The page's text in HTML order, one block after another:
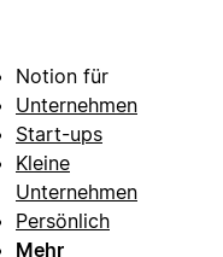
Notion für
Unternehmen
Start-ups
Kleine
Unternehmen
Persönlich
Mehr